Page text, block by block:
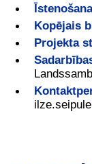
Kopējais
Projekta